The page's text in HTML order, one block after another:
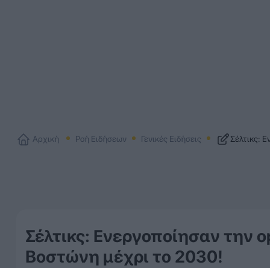
Αρχική Ροή Ειδήσεων Γενικές Ειδήσεις Σέλτικς:
Σέλτικς: Ενεργοποίησαν την
Βοστώνη μέχρι το 2030!